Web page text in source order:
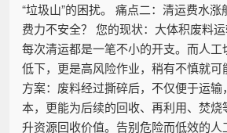
“垃圾山”的困扰。 痛点二：清运费水
费力不安全？ 您的现状：大体积废料运
每次清运都是一笔不小的开支。而人
低下，更是高风险作业，稍有不慎就可
方案：废料经过撕碎后，不仅便于运
本，更能为后续的回收、再利用、焚烧
升资源回收价值。告别危险而低效的人